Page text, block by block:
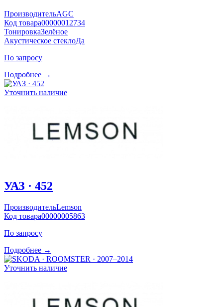
ПроизводительAGC
Код товара00000012734
ТонировкаЗелёное
Акустическое стеклоДа
По запросу
Подробнее →
Уточнить наличие
УАЗ · 452
ПроизводительLemson
Код товара00000005863
По запросу
Подробнее →
Уточнить наличие